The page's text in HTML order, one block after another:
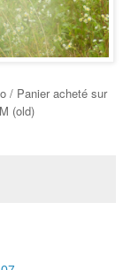
/ Panier acheté sur
(old)